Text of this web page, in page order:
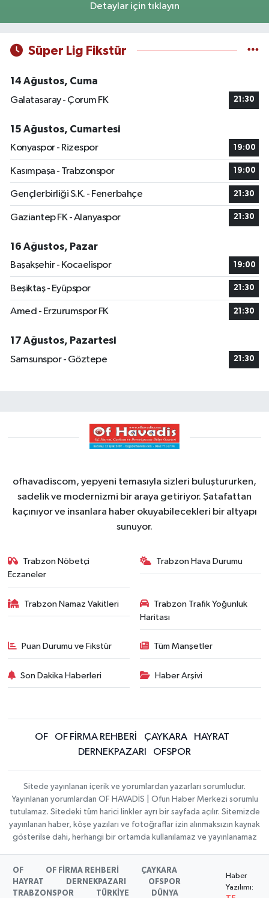
Detaylar için tıklayın
Süper Lig Fikstür
14 Ağustos, Cuma
Galatasaray - Çorum FK
21:30
15 Ağustos, Cumartesi
Konyaspor - Rizespor
19:00
Kasımpaşa - Trabzonspor 19:00
Gençlerbirliği S.K. - Fenerbahçe 21:30
Gaziantep FK - Alanyaspor 21:30
16 Ağustos, Pazar
Başakşehir - Kocaelispor
19:00
Beşiktaş - Eyüpspor 21:30
Amed - Erzurumspor FK 21:30
17 Ağustos, Pazartesi
Samsunspor - Göztepe
21:30
ofhavadiscom, yepyeni temasıyla sizleri buluştururken,
sadelik ve modernizmi bir araya getiriyor. Şatafattan
kaçınıyor ve insanlara haber okuyabilecekleri bir altyapı
sunuyor.
Trabzon Nöbetçi
Eczaneler
Trabzon Hava Durumu
Trabzon Namaz Vakitleri
Trabzon Trafik Yoğunluk
Haritası
Puan Durumu ve Fikstür Tüm Manşetler
Son Dakika Haberleri Haber Arşivi
OF OF FİRMA REHBERİ ÇAYKARA
HAYRAT
DERNEKPAZARI
OFSPOR
Sitede yayınlanan içerik ve yorumlardan yazarları sorumludur.
Yayınlanan yorumlardan OF HAVADİS | Ofun Haber Merkezi sorumlu
tutulamaz. Sitedeki tüm harici linkler ayrı bir sayfada açılır. Sitemizde
yayınlanan haber, köşe yazıları ve fotoğraflar izin alınmaksızın kaynak
gösterilse dahi, herhangi bir ortamda kullanılamaz ve yayınlanamaz
OF OF FİRMA REHBERİ
ÇAYKARA
HAYRAT
DERNEKPAZARI
OFSPOR
TRABZONSPOR
TÜRKİYE DÜNYA
Haber
Yazılımı: